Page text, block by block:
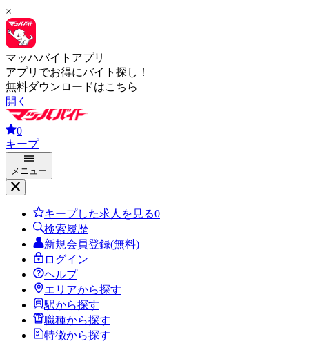
×
マッハバイトアプリ
アプリでお得にバイト探し！
無料ダウンロードはこちら
開く
0
キープ
メニュー
キープした求人を見る0
検索履歴
新規会員登録(無料)
ログイン
ヘルプ
エリアから探す
駅から探す
職種から探す
特徴から探す